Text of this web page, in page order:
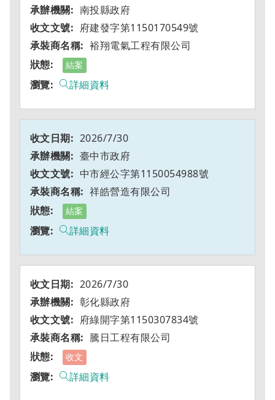
南投縣政府
府建發字第1150170549號
裕翔電氣工程有限公司
結案
詳細資料
2026/7/30
臺中市政府
中市經公字第1150054988號
祥皓營造有限公司
結案
詳細資料
2026/7/30
彰化縣政府
府綠開字第1150307834號
騰日工程有限公司
收文
詳細資料